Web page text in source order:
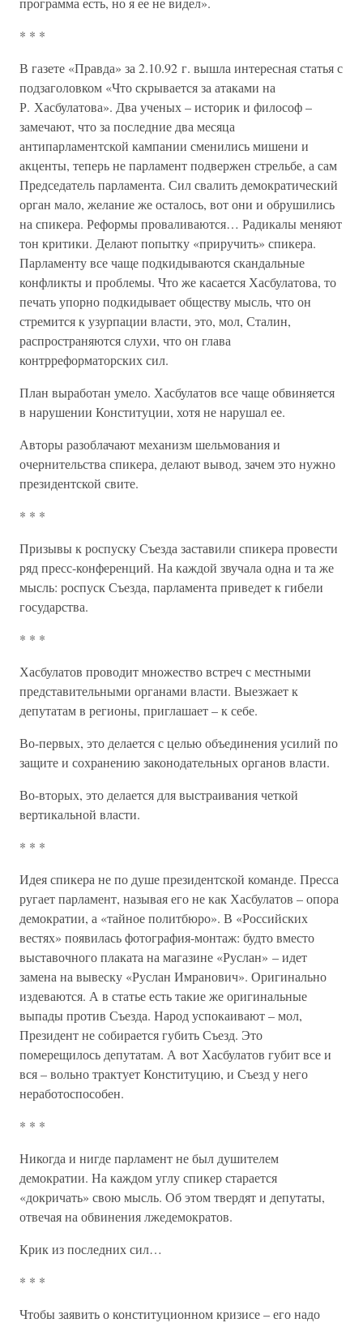
* * *
В газете «Правда» за 2.10.92 г. вышла интересная статья с
подзаголовком «Что скрывается за атаками на
Р. Хасбулатова». Два ученых – историк и философ –
замечают, что за последние два месяца
антипарламентской кампании сменились мишени и
акценты, теперь не парламент подвержен стрельбе, а сам
Председатель парламента. Сил свалить демократический
орган мало, желание же осталось, вот они и обрушились
на спикера. Реформы проваливаются… Радикалы меняют
тон критики. Делают попытку «приручить» спикера.
Парламенту все чаще подкидываются скандальные
конфликты и проблемы. Что же касается Хасбулатова, то
печать упорно подкидывает обществу мысль, что он
стремится к узурпации власти, это, мол, Сталин,
распространяются слухи, что он глава
контрреформаторских сил.
План выработан умело. Хасбулатов все чаще обвиняется
в нарушении Конституции, хотя не нарушал ее.
Авторы разоблачают механизм шельмования и
очернительства спикера, делают вывод, зачем это нужно
президентской свите.
* * *
Призывы к роспуску Съезда заставили спикера провести
ряд пресс-конференций. На каждой звучала одна и та же
мысль: роспуск Съезда, парламента приведет к гибели
государства.
* * *
Хасбулатов проводит множество встреч с местными
представительными органами власти. Выезжает к
депутатам в регионы, приглашает – к себе.
Во-первых, это делается с целью объединения усилий по
защите и сохранению законодательных органов власти.
Во-вторых, это делается для выстраивания четкой
вертикальной власти.
* * *
Идея спикера не по душе президентской команде. Пресса
ругает парламент, называя его не как Хасбулатов – опора
демократии, а «тайное политбюро». В «Российских
вестях» появилась фотография-монтаж: будто вместо
выставочного плаката на магазине «Руслан» – идет
замена на вывеску «Руслан Имранович». Оригинально
издеваются. А в статье есть такие же оригинальные
выпады против Съезда. Народ успокаивают – мол,
Президент не собирается губить Съезд. Это
померещилось депутатам. А вот Хасбулатов губит все и
вся – вольно трактует Конституцию, и Съезд у него
неработоспособен.
* * *
Никогда и нигде парламент не был душителем
демократии. На каждом углу спикер старается
«докричать» свою мысль. Об этом твердят и депутаты,
отвечая на обвинения лжедемократов.
Крик из последних сил…
* * *
Чтобы заявить о конституционном кризисе – его надо